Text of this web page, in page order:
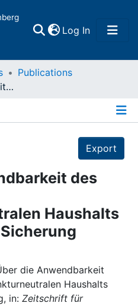
Log In(current)
Publications
Über die Anwendbarkeit des Konzepts des konjunkturneutralen Haushalts auf die Soziale Sicherung
Export
des
Haushalts
die Anwendbarkeit
Haushalts
in: Zeitschrift für